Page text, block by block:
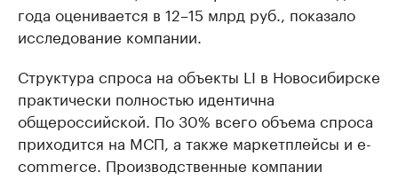
года оценивается в 12–15 млрд руб., показало
исследование компании.
Структура спроса на объекты LI в Новосибирске
практически полностью идентична
общероссийской. По 30% всего объема спроса
приходится на МСП, а также маркетплейсы и e-
commerce. Производственные компании